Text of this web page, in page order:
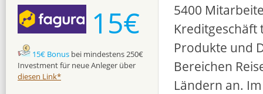
5400
Kreditgeschäft
Produkte und
Bereichen
Ländern an.
15€
15€ Bonus bei mindestens 250€
Investment für neue Anleger über
diesen Link*